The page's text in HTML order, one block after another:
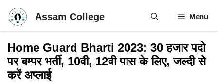
Skip
content
Assam College Menu
Home Guard Bharti 2023: 30 हजार पदो
पर बम्पर भर्ती, 10वी, 12वी पास के लिए, जल्दी से
करें अप्लाई